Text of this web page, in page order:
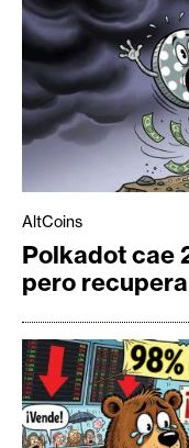
AltCoins
Polkadot cae
pero